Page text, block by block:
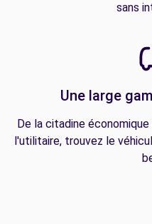
sans
Une large
De la citadine
l'utilitaire, trouvez le